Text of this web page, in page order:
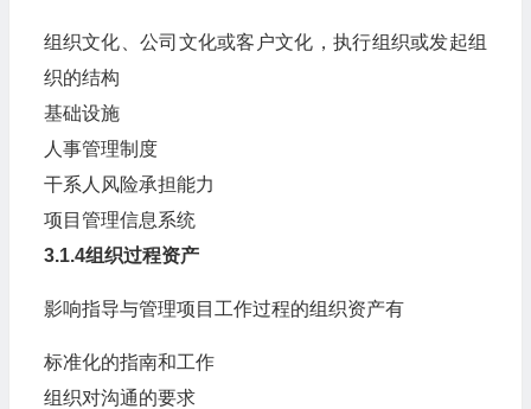
组织文化、公司文化或客户文化，执行组织或发起组
织的结构
基础设施
人事管理制度
干系人风险承担能力
项目管理信息系统
3.1.4组织过程资产
影响指导与管理项目工作过程的组织资产有
标准化的指南和工作
组织对沟通的要求